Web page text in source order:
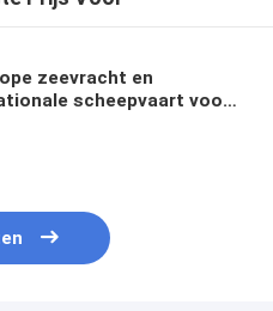
zeevracht en
scheepvaart voor